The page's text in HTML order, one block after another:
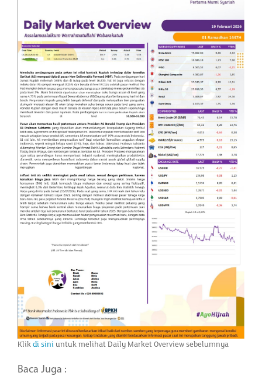
Klikdi sini untuk melihat Daily Market Overview sebelumnya
Baca Juga :